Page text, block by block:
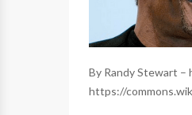
By Randy Stewart
https://